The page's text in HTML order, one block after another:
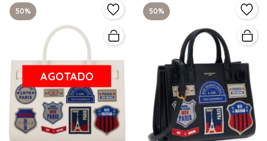
50%
AGOTADO
50%